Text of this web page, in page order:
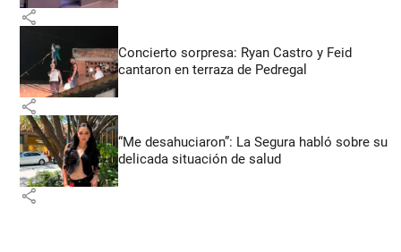
share
Concierto sorpresa: Ryan Castro y Feid
cantaron en terraza de Pedregal
share
“Me desahuciaron”: La Segura habló sobre su
delicada situación de salud
share